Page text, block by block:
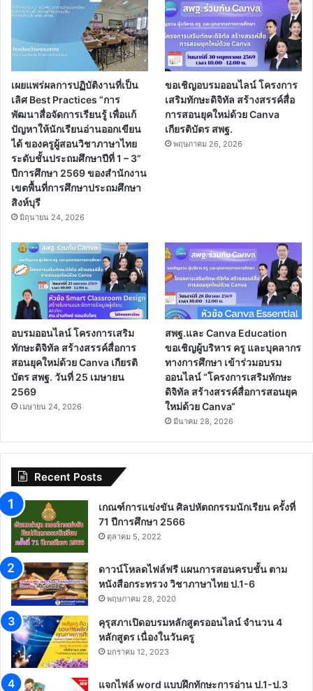
เผยแพร่ผลการปฏิบัติงานที่เป็น
เลิศ Best Practices “การ
พัฒนาสื่อจัดการเรียนรู้ เพื่อแก้
ปัญหาให้นักเรียนอ่านออกเขียน
ได้ ของครูผู้สอนวิชาภาษาไทย
ระดับชั้นประถมศึกษาปีที่ 1 – 3”
ปีการศึกษา 2569 ของสำนักงาน
เขตพื้นที่การศึกษาประถมศึกษา
สิงห์บุรี
มิถุนายน 24, 2026
ขอเชิญอบรมออนไลน์ โครงการ
เสริมทักษะดิจิทัล สร้างสรรค์สื่อ
การสอนยุคใหม่ด้วย Canva
เกียรติบัตร สพฐ.
พฤษภาคม 26, 2026
อบรมออนไลน์ โครงการเสริม
ทักษะดิจิทัล สร้างสรรค์สื่อการ
สอนยุคใหม่ด้วย Canva เกียรติ
บัตร สพฐ. วันที่ 25 เมษายน
2569
เมษายน 24, 2026
สพฐ.และ Canva Education
ขอเชิญผู้บริหาร ครู และบุคลากร
ทางการศึกษา เข้าร่วมอบรม
ออนไลน์ “โครงการเสริมทักษะ
ดิจิทัล สร้างสรรค์สื่อการสอนยุค
ใหม่ด้วย Canva“
มีนาคม 28, 2026
Recent Posts
เกณฑ์การแข่งขัน ศิลปหัตถกรรมนักเรียน ครั้งที่
71 ปีการศึกษา 2566
ตุลาคม 5, 2022
ดาวน์โหลดไฟล์ฟรี แผนการสอนครบชั้น ตาม
หนังสือกระทรวง วิชาภาษาไทย ป.1-6
พฤษภาคม 28, 2020
คุรุสภาเปิดอบรมหลักสูตรออนไลน์ จำนวน 4
หลักสูตร เนื่องในวันครู
มกราคม 12, 2023
แจกไฟล์ word แบบฝึกทักษะการอ่าน ป.1-ป.3